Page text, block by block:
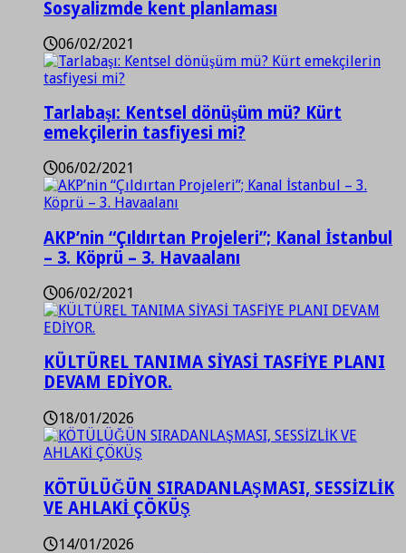
Sosyalizmde kent planlaması
06/02/2021
Tarlabaşı: Kentsel dönüşüm mü? Kürt
emekçilerin tasfiyesi mi?
06/02/2021
AKP’nin “Çıldırtan Projeleri”; Kanal İstanbul
– 3. Köprü – 3. Havaalanı
06/02/2021
KÜLTÜREL TANIMA SİYASİ TASFİYE PLANI
DEVAM EDİYOR.
18/01/2026
KÖTÜLÜĞÜN SIRADANLAŞMASI, SESSİZLİK
VE AHLAKİ ÇÖKÜŞ
14/01/2026